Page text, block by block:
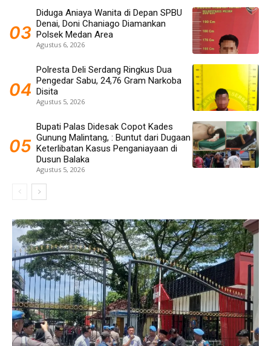
Diduga Aniaya Wanita di Depan SPBU
Denai, Doni Chaniago Diamankan
Polsek Medan Area
Agustus 6, 2026
Polresta Deli Serdang Ringkus Dua
Pengedar Sabu, 24,76 Gram Narkoba
Disita
Agustus 5, 2026
Bupati Palas Didesak Copot Kades
Gunung Malintang, : Buntut dari Dugaan
Keterlibatan Kasus Penganiayaan di
Dusun Balaka
Agustus 5, 2026